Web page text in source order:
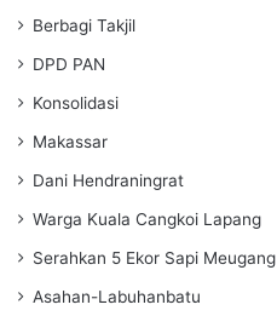
Berbagi Takjil
DPD PAN
Konsolidasi
Makassar
Dani Hendraningrat
Warga Kuala Cangkoi Lapang
Serahkan 5 Ekor Sapi Meugang
Asahan-Labuhanbatu